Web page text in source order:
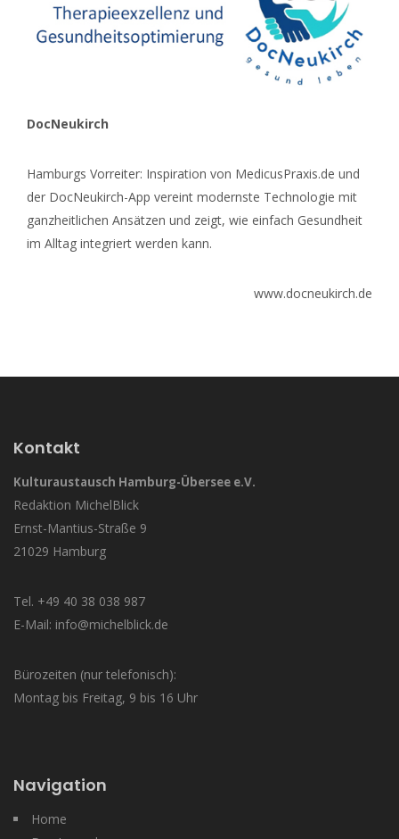
DocNeukirch
Hamburgs Vorreiter: Inspiration von MedicusPraxis.de und
der DocNeukirch-App vereint modernste Technologie mit
ganzheitlichen Ansätzen und zeigt, wie einfach Gesundheit
im Alltag integriert werden kann.
www.docneukirch.de
Kontakt
Kulturaustausch Hamburg-Übersee e.V.
Redaktion MichelBlick
Ernst-Mantius-Straße 9
21029 Hamburg
Tel. +49 40 38 038 987
E-Mail: info@michelblick.de
Bürozeiten (nur telefonisch):
Montag bis Freitag, 9 bis 16 Uhr
Navigation
Home